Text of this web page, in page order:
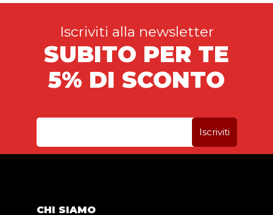
Iscriviti alla newsletter
SUBITO PER TE
5% DI SCONTO
CHI SIAMO